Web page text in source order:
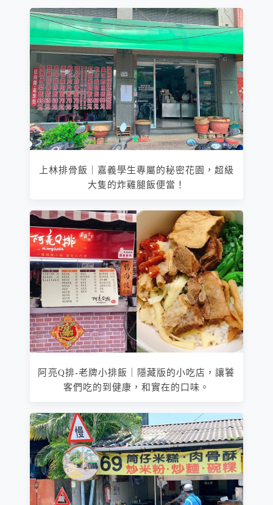
上林排骨飯｜嘉義學生專屬的秘密花園，超級
大隻的炸雞腿飯便當！
阿亮Q排­-老牌小排飯｜隱藏版的小吃店，讓饕
客們吃的到健康，和實在的口味。